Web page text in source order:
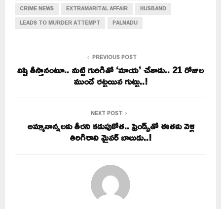
CRIME NEWS
EXTRAMARITAL AFFAIR
HUSBAND
LEADS TO MURDER ATTEMPT
PALNADU
PREVIOUS POST
దిష్టి తీస్తానంటూ.. మట్టి గురిగితో ‘మాయ’ చేశాడు.. 21 రోజుల
ముందే రట్టయిన గుట్టు..!
NEXT POST
అమ్మానాన్నలకు తీరని కడుపుకోత.. ఫ్రెండ్స్‌తో ఈతకు వెళ్లి
తిరిగిరాని మైనర్ బాలుడు..!